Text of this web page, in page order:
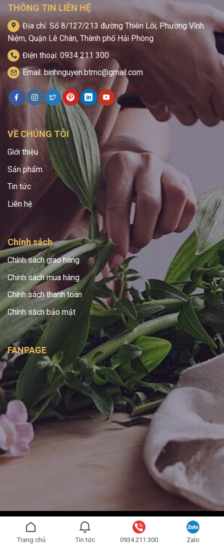
THÔNG TIN LIÊN HỆ
Địa chỉ: Số 8/127/213 đường Thiên Lôi, Phường Vĩnh
Niệm, Quận Lê Chân, Thành phố Hải Phòng
Điện thoại: 0934 211 300
Email: binhnguyen.btmc@gmail.com
VỀ CHÚNG TÔI
Giới thiệu
Sản phẩm
Tin tức
Liên hệ
Chính sách
Chính sách giao hàng
Chính sách mua hàng
Chính sách thanh toán
Chính sách bảo mật
FANPAGE
Copyright 2026 © Bình Handmade - Được phát triển bởiSAGO
Trang chủ Tin tức 0934.211.300 Zalo